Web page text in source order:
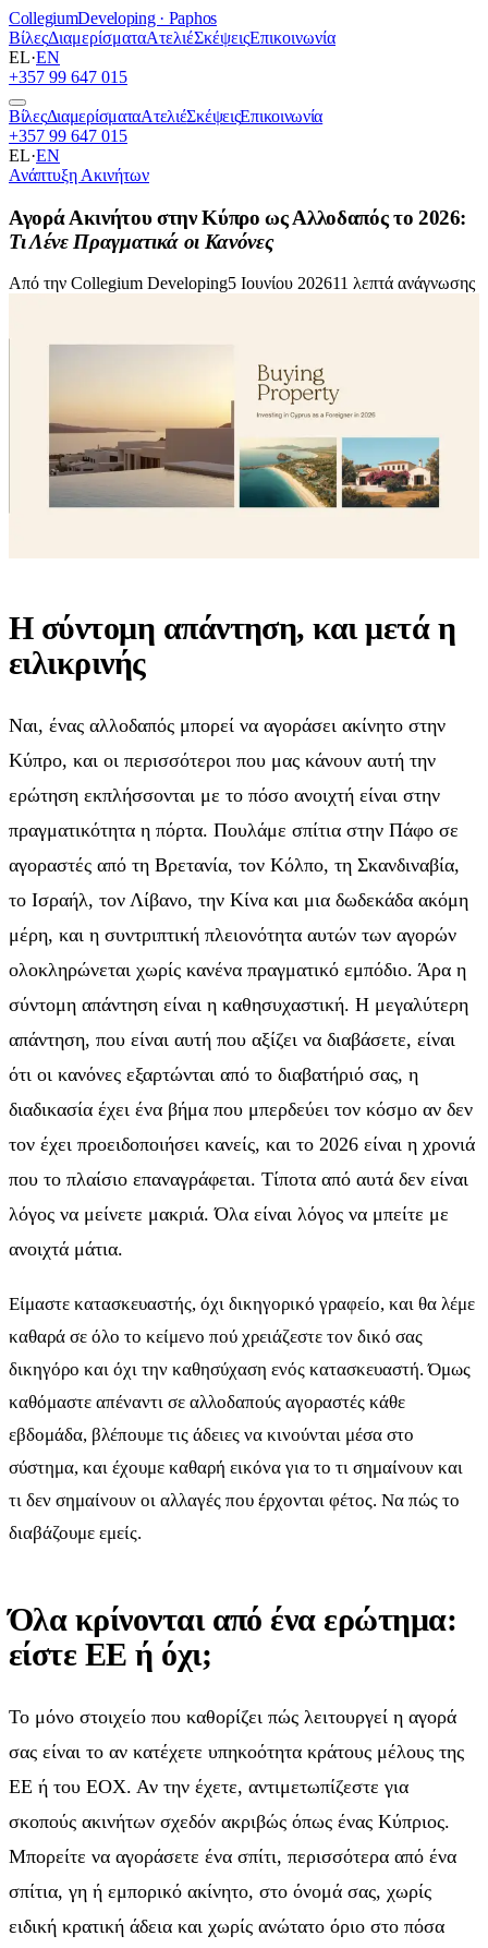
CollegiumDeveloping · Paphos
ΒίλεςΔιαμερίσματαΑτελιέΣκέψειςΕπικοινωνία
EL·EN
+357 99 647 015
ΒίλεςΔιαμερίσματαΑτελιέΣκέψειςΕπικοινωνία
+357 99 647 015
EL·EN
Ανάπτυξη Ακινήτων
Αγορά Ακινήτου στην Κύπρο ως Αλλοδαπός το 2026:
Τι Λένε Πραγματικά οι Κανόνες
Από την Collegium Developing5 Ιουνίου 202611 λεπτά ανάγνωσης
Η σύντομη απάντηση, και μετά η
ειλικρινής
Ναι, ένας αλλοδαπός μπορεί να αγοράσει ακίνητο στην
Κύπρο, και οι περισσότεροι που μας κάνουν αυτή την
ερώτηση εκπλήσσονται με το πόσο ανοιχτή είναι στην
πραγματικότητα η πόρτα. Πουλάμε σπίτια στην Πάφο σε
αγοραστές από τη Βρετανία, τον Κόλπο, τη Σκανδιναβία,
το Ισραήλ, τον Λίβανο, την Κίνα και μια δωδεκάδα ακόμη
μέρη, και η συντριπτική πλειονότητα αυτών των αγορών
ολοκληρώνεται χωρίς κανένα πραγματικό εμπόδιο. Άρα η
σύντομη απάντηση είναι η καθησυχαστική. Η μεγαλύτερη
απάντηση, που είναι αυτή που αξίζει να διαβάσετε, είναι
ότι οι κανόνες εξαρτώνται από το διαβατήριό σας, η
διαδικασία έχει ένα βήμα που μπερδεύει τον κόσμο αν δεν
τον έχει προειδοποιήσει κανείς, και το 2026 είναι η χρονιά
που το πλαίσιο επαναγράφεται. Τίποτα από αυτά δεν είναι
λόγος να μείνετε μακριά. Όλα είναι λόγος να μπείτε με
ανοιχτά μάτια.
Είμαστε κατασκευαστής, όχι δικηγορικό γραφείο, και θα λέμε
καθαρά σε όλο το κείμενο πού χρειάζεστε τον δικό σας
δικηγόρο και όχι την καθησύχαση ενός κατασκευαστή. Όμως
καθόμαστε απέναντι σε αλλοδαπούς αγοραστές κάθε
εβδομάδα, βλέπουμε τις άδειες να κινούνται μέσα στο
σύστημα, και έχουμε καθαρή εικόνα για το τι σημαίνουν και
τι δεν σημαίνουν οι αλλαγές που έρχονται φέτος. Να πώς το
διαβάζουμε εμείς.
Όλα κρίνονται από ένα ερώτημα:
είστε ΕΕ ή όχι;
Το μόνο στοιχείο που καθορίζει πώς λειτουργεί η αγορά
σας είναι το αν κατέχετε υπηκοότητα κράτους μέλους της
ΕΕ ή του ΕΟΧ. Αν την έχετε, αντιμετωπίζεστε για
σκοπούς ακινήτων σχεδόν ακριβώς όπως ένας Κύπριος.
Μπορείτε να αγοράσετε ένα σπίτι, περισσότερα από ένα
σπίτια, γη ή εμπορικό ακίνητο, στο όνομά σας, χωρίς
ειδική κρατική άδεια και χωρίς ανώτατο όριο στο πόσα